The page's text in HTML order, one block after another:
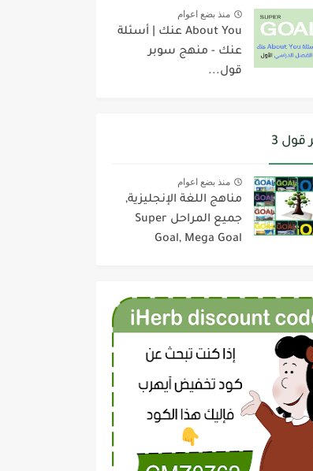
منذ بضع اعوام
About You عنك | أسئلة
عنك - منهج سوبر
قول...
3
منذ بضع اعوام
مناهج اللغة الإنجليزية,
جميع المراحل Super
Goal, Mega Goal